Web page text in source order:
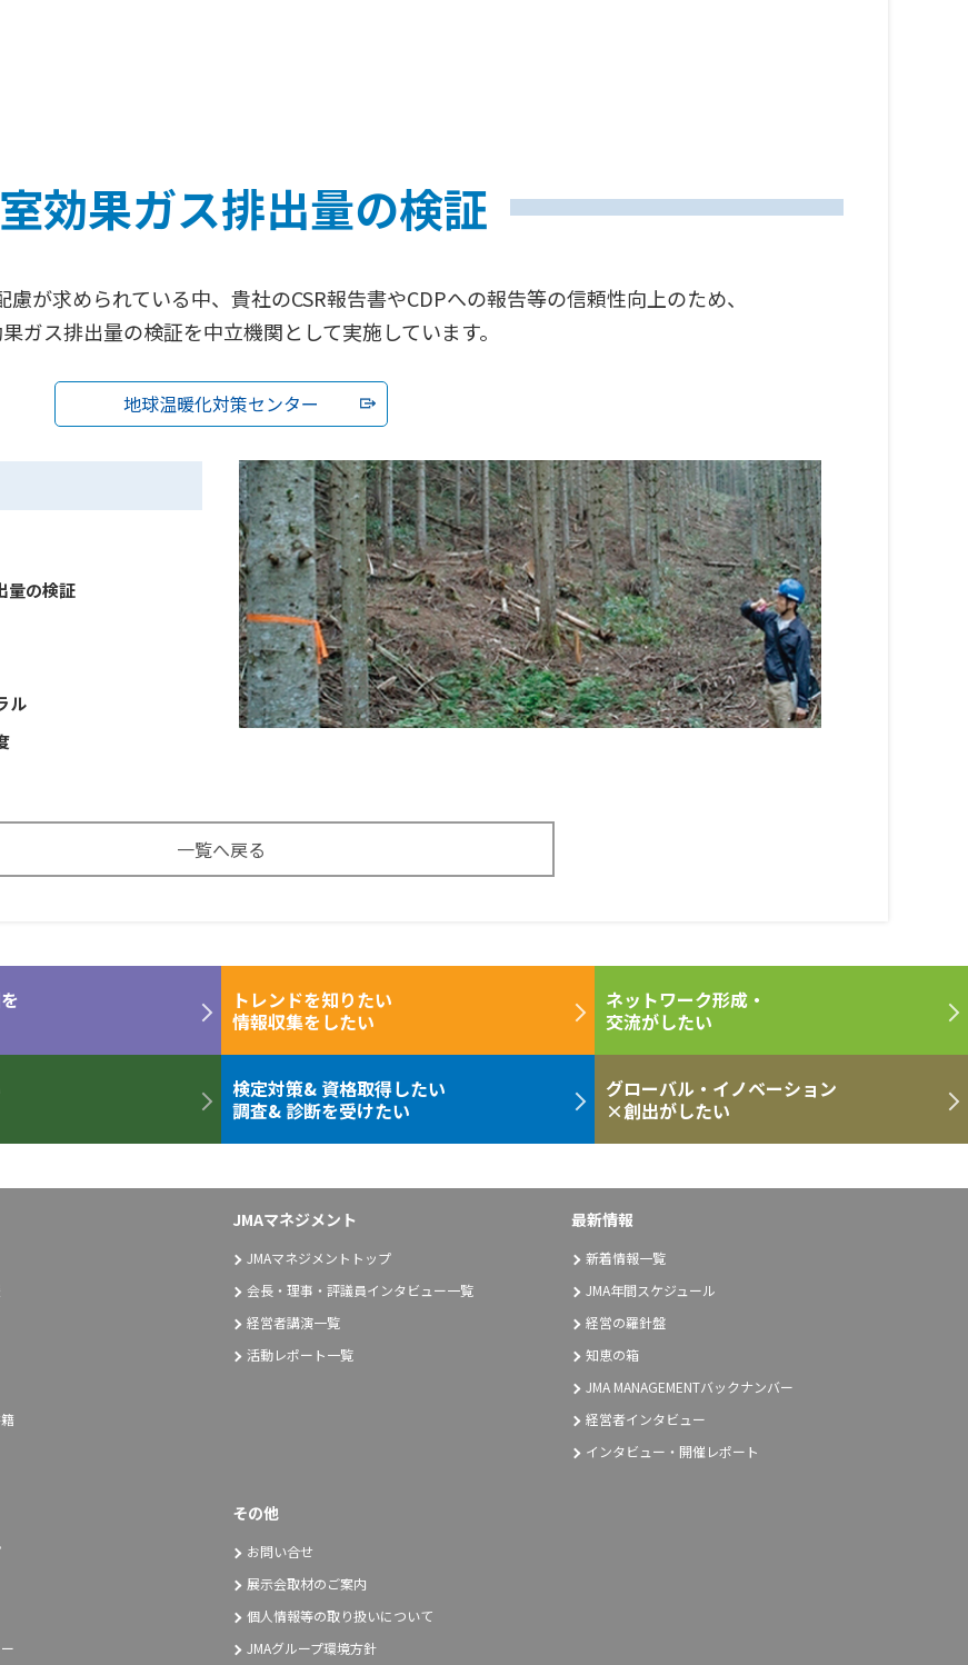
効果ガス排出量の検証
が求められている中、貴社のCSR報告書やCDPへの報告等の信頼性向上のため、
ガス排出量の検証を中立機関として実施しています。
地球温暖化対策センター
量の検証
ル
一覧へ戻る
トレンドを知りたい
情報収集をしたい
ネットワーク形成・
交流がしたい
検定対策& 資格取得したい
調査& 診断を受けたい
グローバル・イノベーション
×創出がしたい
JMAマネジメント
JMAマネジメントトップ
会長・理事・評議員インタビュー一覧
経営者講演一覧
活動レポート一覧
最新情報
新着情報一覧
JMA年間スケジュール
経営の羅針盤
知恵の箱
JMA MANAGEMENTバックナンバー
経営者インタビュー
インタビュー・開催レポート
その他
お問い合せ
展示会取材のご案内
個人情報等の取り扱いについて
JMAグループ環境方針